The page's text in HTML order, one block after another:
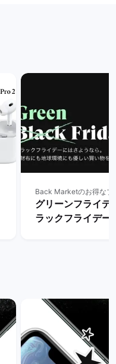
グリーンフライデ
ラックフライデー